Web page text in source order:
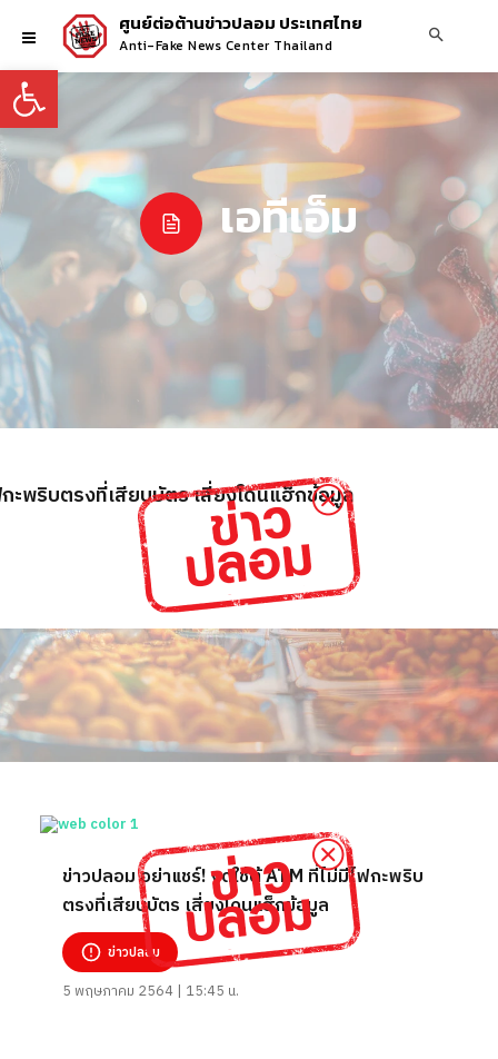
Open toolbar
ศูนย์ต่อต้านข่าวปลอม ประเทศไทย
Anti-Fake News Center Thailand
เอทีเอ็ม
ะพริบตรงที่เสียบบัตร เสี่ยงโดนแฮ็กข้อมูล
ข่าวปลอม อย่าแชร์! งดใช้ตู้ ATM ที่ไม่มีไฟกะพริบ
ตรงที่เสียบบัตร เสี่ยงโดนแฮ็กข้อมูล
ข่าวปลอม
5 พฤษภาคม 2564 | 15:45 น.